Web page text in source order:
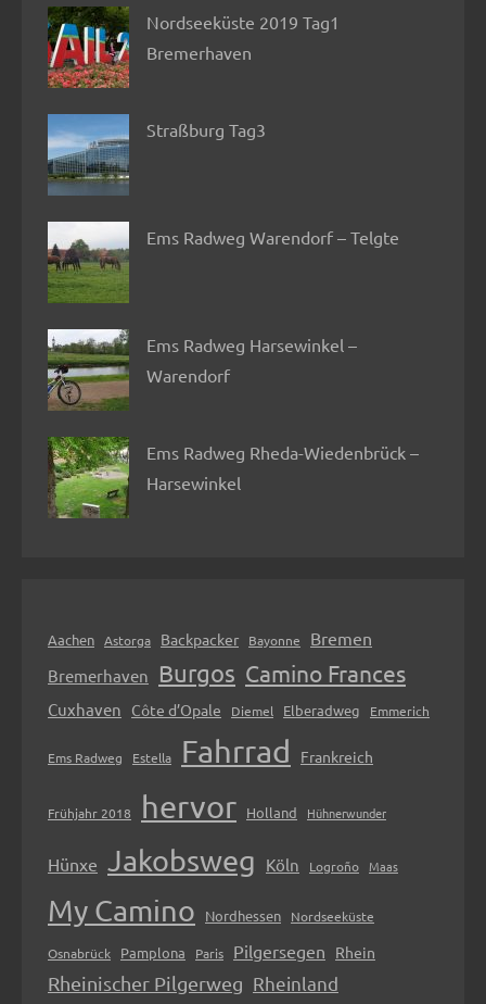
Nordseeküste 2019 Tag1
Bremerhaven
Straßburg Tag3
Ems Radweg Warendorf – Telgte
Ems Radweg Harsewinkel –
Warendorf
Ems Radweg Rheda-Wiedenbrück –
Harsewinkel
Aachen Astorga Backpacker Bayonne Bremen
Bremerhaven Burgos Camino Frances
Cuxhaven Côte d’Opale Diemel Elberadweg Emmerich
Ems Radweg Estella Fahrrad Frankreich
Frühjahr 2018 hervor Holland Hühnerwunder
Hünxe Jakobsweg Köln Logroño Maas
My Camino Nordhessen Nordseeküste
Osnabrück Pamplona Paris Pilgersegen Rhein
Rheinischer Pilgerweg Rheinland